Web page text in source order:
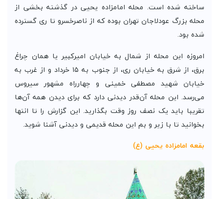
ساخته شده است. محله امامزاده یحیی در گذشته بخشی از
محله بزرگ عودلاجان تهران بوده که از ناصرخسرو تا ری گسترده
شده بود.
امروزه این محله از شمال به خیابان امیرکبیر یا همان چراغ
برق، از شرق به خیابان ری، از جنوب به ۱۵ خرداد و از غرب به
خیابان شهید مصطفی خمینی و چهارراه مشهور سیروس
می‌رسد. این محله آن‌قدر دیدنی دارد که برای دیدن همه آن‌ها
تقریبا باید یک نصف روز وقت بگذارید. این گزارش را تا انتها
بخوانید تا با زیر و بم این محله قدیمی و دیدنی آشنا شوید.
بقعه امامزاده یحیی (ع)